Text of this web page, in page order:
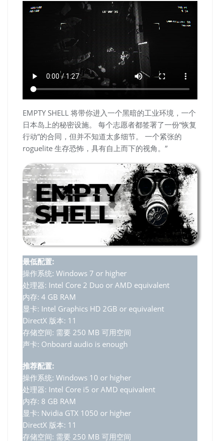
EMPTY SHELL 将带你进入一个黑暗的工业环境，一个
日本岛上的秘密设施。 每个志愿者都签署了一份“恢复
行动”的合同，但并不知道太多细节。 一个紧张的
roguelite 生存恐怖，具有自上而下的视角。”
最低配置:
操作系统: Windows 7 or higher
处理器: Intel Core 2 Duo or AMD equivalent
内存: 4 GB RAM
显卡: Intel Graphics HD 2GB or equivalent
DirectX 版本: 11
存储空间: 需要 250 MB 可用空间
声卡: Onboard audio is enough
推荐配置:
操作系统: Windows 10 or higher
处理器: Intel Core i5 or AMD equivalent
内存: 8 GB RAM
显卡: Nvidia GTX 1050 or higher
DirectX 版本: 11
存储空间: 需要 250 MB 可用空间